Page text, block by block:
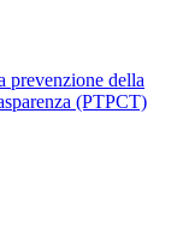
prevenzione della
(PTPCT)